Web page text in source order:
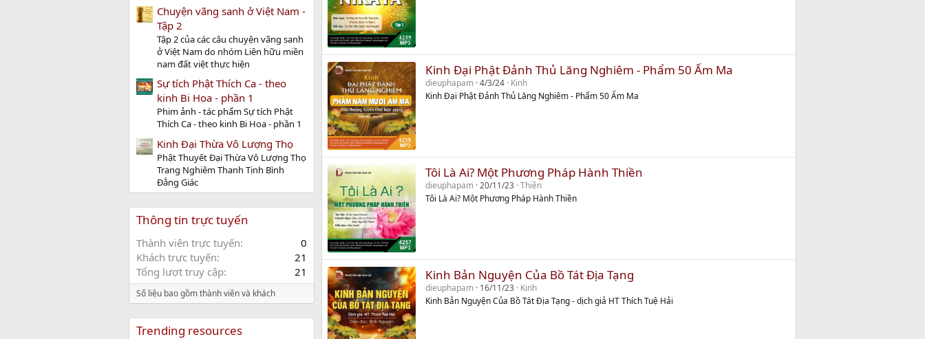
Chuyện vãng sanh ở Việt Nam -
Tập 2
Tập 2 của các câu chuyện vãng sanh
ở Việt Nam do nhóm Liên hữu miền
nam đất việt thực hiện
Sự tích Phật Thích Ca - theo
kinh Bi Hoa - phần 1
Phim ảnh - tác phẩm Sự tích Phật
Thích Ca - theo kinh Bi Hoa - phần 1
Kinh Đại Thừa Vô Lượng Thọ
Phật Thuyết Đại Thừa Vô Lượng Thọ
Trang Nghiêm Thanh Tịnh Bình
Đẳng Giác
Thông tin trực tuyến
Thành viên trực tuyến
0
Khách trực tuyến
21
Tổng lượt truy cập
21
Số liệu bao gồm thành viên và khách
Trending resources
Kinh Đại Phật Đảnh Thủ Lăng Nghiêm - Phẩm 50 Ấm Ma
dieuphapam 4/3/24 Kinh
Kinh Đại Phật Đảnh Thủ Lăng Nghiêm - Phẩm 50 Ấm Ma
Tôi Là Ai? Một Phương Pháp Hành Thiền
dieuphapam 20/11/23 Thiền
Tôi Là Ai? Một Phương Pháp Hành Thiền
Kinh Bản Nguyện Của Bồ Tát Địa Tạng
dieuphapam 16/11/23 Kinh
Kinh Bản Nguyện Của Bồ Tát Địa Tạng - dịch giả HT Thích Tuệ Hải